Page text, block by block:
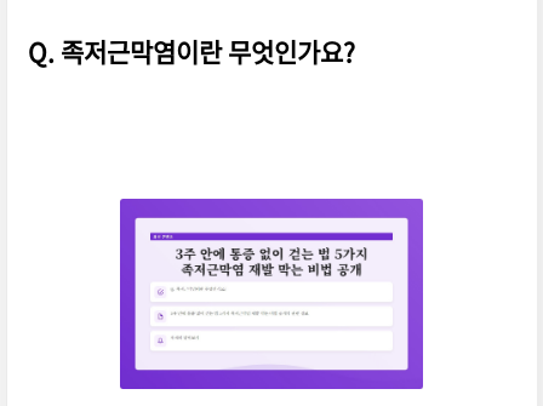
Q. 족저근막염이란 무엇인가요?